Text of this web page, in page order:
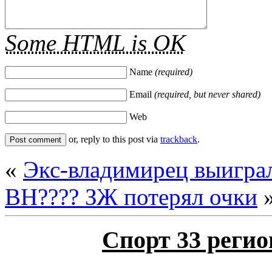
Some HTML is OK
Name (required)
Email (required, but never shared)
Web
or, reply to this post via trackback.
« Экс-владимирец
ВН???? ЗЖ потерял очки
Спорт 33